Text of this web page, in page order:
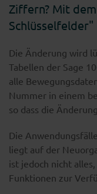
Ziffern? Mit
Die Änderung wird
Tabellen der Sage
alle
Nummer in einem
so dass die
Die
liegt auf der
ist jedoch nicht
Funktionen zur